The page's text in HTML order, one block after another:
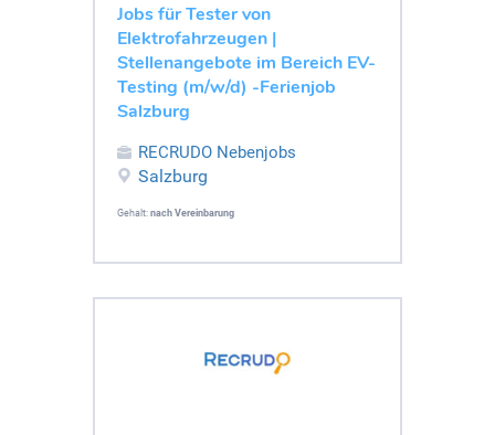
Jobs für Tester von
Elektrofahrzeugen |
Stellenangebote im Bereich EV-
Testing (m/w/d) -Ferienjob
Salzburg
RECRUDO Nebenjobs
Salzburg
Gehalt: nach Vereinbarung